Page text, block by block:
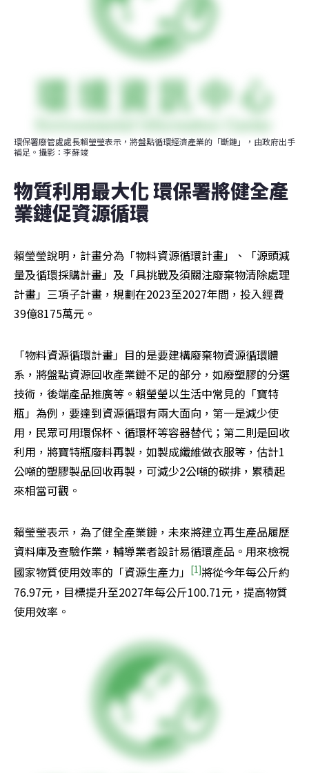
環保署廢管處處長賴瑩瑩表示，將盤點循環經濟產業的「斷鏈」，由政府出手
補足。攝影：李蘇竣
物質利用最大化 環保署將健全產
業鏈促資源循環
賴瑩瑩說明，計畫分為「物料資源循環計畫」、「源頭減
量及循環採購計畫」及「具挑戰及須關注廢棄物清除處理
計畫」三項子計畫，規劃在2023至2027年間，投入經費
39億8175萬元。
「物料資源循環計畫」目的是要建構廢棄物資源循環體
系，將盤點資源回收產業鏈不足的部分，如廢塑膠的分選
技術，後端產品推廣等。賴瑩瑩以生活中常見的「寶特
瓶」為例，要達到資源循環有兩大面向，第一是減少使
用，民眾可用環保杯、循環杯等容器替代；第二則是回收
利用，將寶特瓶廢料再製，如製成纖維做衣服等，估計1
公噸的塑膠製品回收再製，可減少2公噸的碳排，累積起
來相當可觀。
賴瑩瑩表示，為了健全產業鏈，未來將建立再生產品履歷
資料庫及查驗作業，輔導業者設計易循環產品。用來檢視
國家物質使用效率的「資源生產力」 [1]將從今年每公斤約
76.97元，目標提升至2027年每公斤100.71元，提高物質
使用效率。